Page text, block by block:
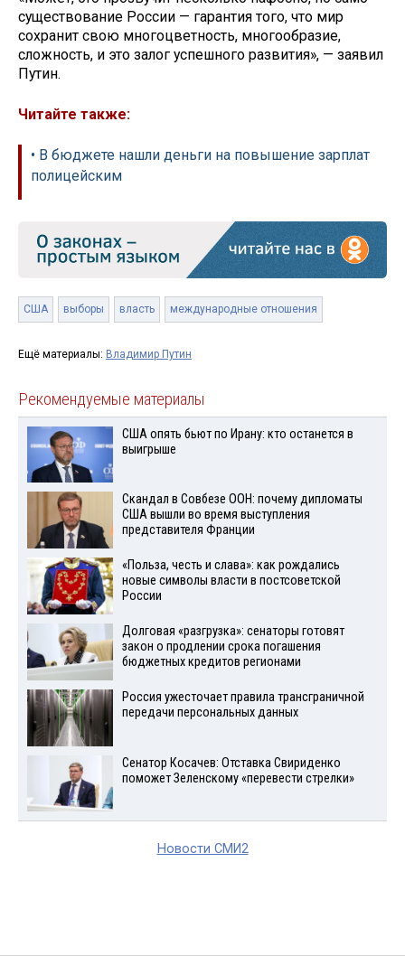
существование России — гарантия того, что мир
сохранит свою многоцветность, многообразие,
сложность, и это залог успешного развития», — заявил
Путин.
Читайте также:
• В бюджете нашли деньги на повышение зарплат
полицейским
США выборы власть международные отношения
Ещё материалы: Владимир Путин
Рекомендуемые материалы
США опять бьют по Ирану: кто останется в
выигрыше
Скандал в Совбезе ООН: почему дипломаты
США вышли во время выступления
представителя Франции
«Польза, честь и слава»: как рождались
новые символы власти в постсоветской
России
Долговая «разгрузка»: сенаторы готовят
закон о продлении срока погашения
бюджетных кредитов регионами
Россия ужесточает правила трансграничной
передачи персональных данных
Сенатор Косачев: Отставка Свириденко
поможет Зеленскому «перевести стрелки»
Новости СМИ2